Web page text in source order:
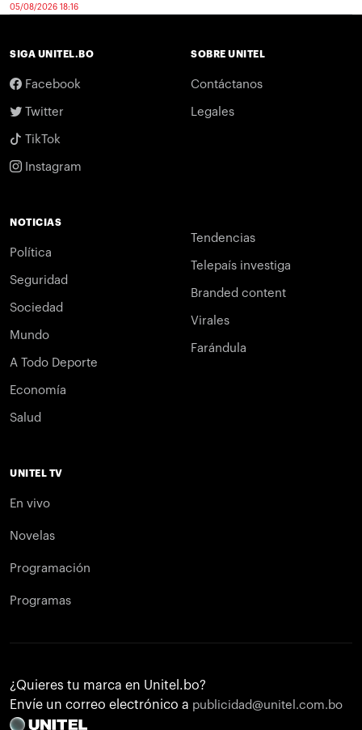
05/08/2026 18:16
SIGA UNITEL.BO
Facebook
Twitter
TikTok
Instagram
SOBRE UNITEL
Contáctanos
Legales
NOTICIAS
Política
Seguridad
Sociedad
Mundo
A Todo Deporte
Economía
Salud
Tendencias
Telepaís investiga
Branded content
Virales
Farándula
UNITEL TV
En vivo
Novelas
Programación
Programas
¿Quieres tu marca en Unitel.bo?
Envíe un correo electrónico a publicidad@unitel.com.bo